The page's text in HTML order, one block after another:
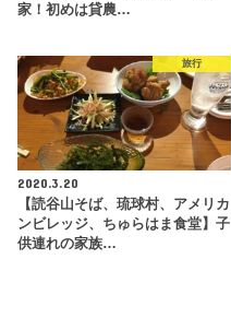
家！初めは貸農…
旅行
2020.3.20
【読谷山そば、琉球村、アメリカ
ンビレッジ、ちゅらはま食堂】子
供連れの家族…